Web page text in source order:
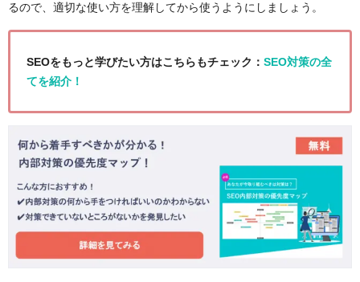
るので、適切な使い方を理解してから使うようにしましょう。
SEOをもっと学びたい方はこちらもチェック： SEO対策の全
てを紹介！